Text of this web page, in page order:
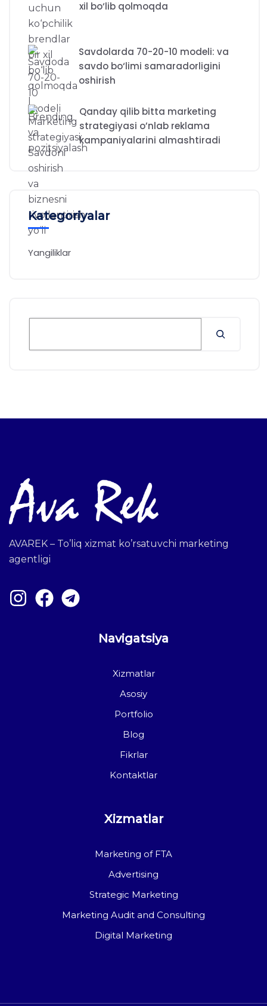
xil bo‘lib qolmoqda
Savdolarda 70-20-10 modeli: va
savdo bo‘limi samaradorligini
oshirish
Qanday qilib bitta marketing
strategiyasi o’nlab reklama
kampaniyalarini almashtiradi
Kategoriyalar
Yangiliklar
AVAREK – To’liq xizmat ko’rsatuvchi marketing
agentligi
Navigatsiya
Xizmatlar
Asosiy
Portfolio
Blog
Fikrlar
Kontaktlar
Xizmatlar
Marketing of FTA
Advertising
Strategic Marketing
Marketing Audit and Consulting
Digital Marketing